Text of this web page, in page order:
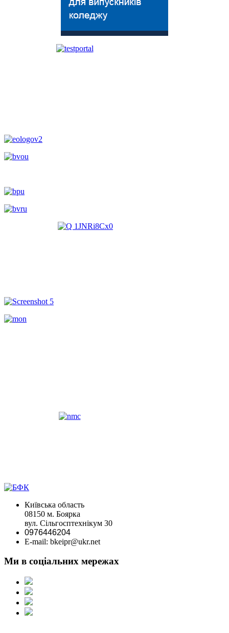
Київська область
08150 м. Боярка
вул. Сільгосптехнікум 30
0976446204
E-mail: bkeipr@ukr.net
Ми в соціальних мережах